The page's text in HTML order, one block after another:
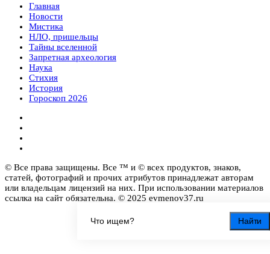
Найти
Главная
Новости
Мистика
НЛО, пришельцы
Тайны вселенной
Запретная археология
Наука
Стихия
История
Гороскоп 2026
© Все права защищены. Все ™ и © всех продуктов, знаков,
статей, фотографий и прочих атрибутов принадлежат авторам
или владельцам лицензий на них. При использовании материалов
ссылка на сайт обязательна. © 2025 evmenov37.ru